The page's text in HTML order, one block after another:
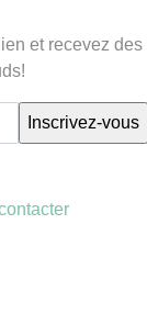
et recevez des